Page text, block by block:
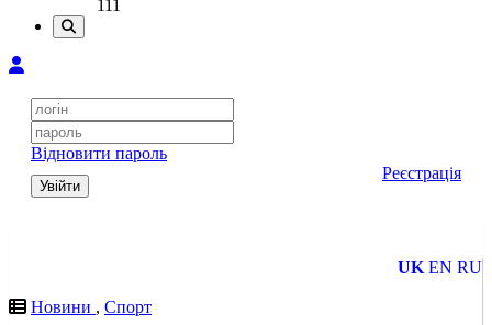
111
Відновити пароль
Увійти
Реєстрація
UK EN RU
Новини , Спорт